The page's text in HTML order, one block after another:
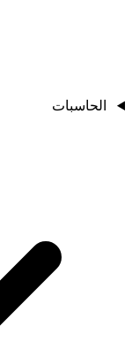
الحاسبات